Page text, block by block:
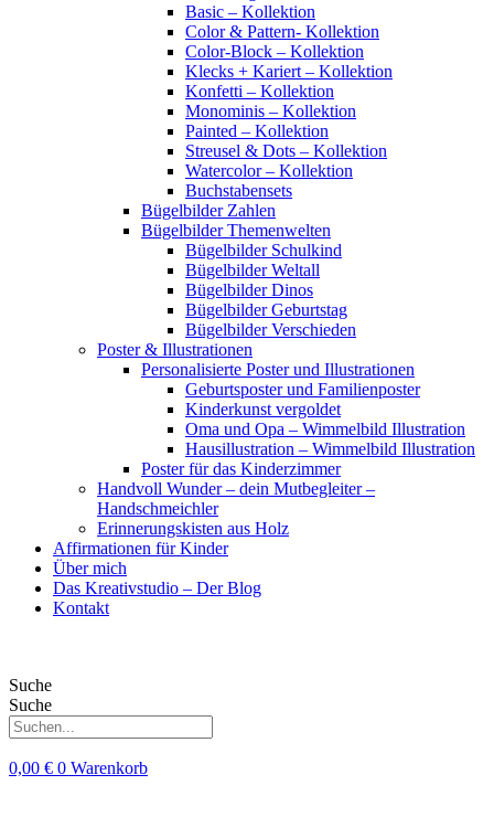
Basic – Kollektion
Color & Pattern- Kollektion
Color-Block – Kollektion
Klecks + Kariert – Kollektion
Konfetti – Kollektion
Monominis – Kollektion
Painted – Kollektion
Streusel & Dots – Kollektion
Watercolor – Kollektion
Buchstabensets
Bügelbilder Zahlen
Bügelbilder Themenwelten
Bügelbilder Schulkind
Bügelbilder Weltall
Bügelbilder Dinos
Bügelbilder Geburtstag
Bügelbilder Verschieden
Poster & Illustrationen
Personalisierte Poster und Illustrationen
Geburtsposter und Familienposter
Kinderkunst vergoldet
Oma und Opa – Wimmelbild Illustration
Hausillustration – Wimmelbild Illustration
Poster für das Kinderzimmer
Handvoll Wunder – dein Mutbegleiter –
Handschmeichler
Erinnerungskisten aus Holz
Affirmationen für Kinder
Über mich
Das Kreativstudio – Der Blog
Kontakt
Suche
Suche
0,00 € 0 Warenkorb